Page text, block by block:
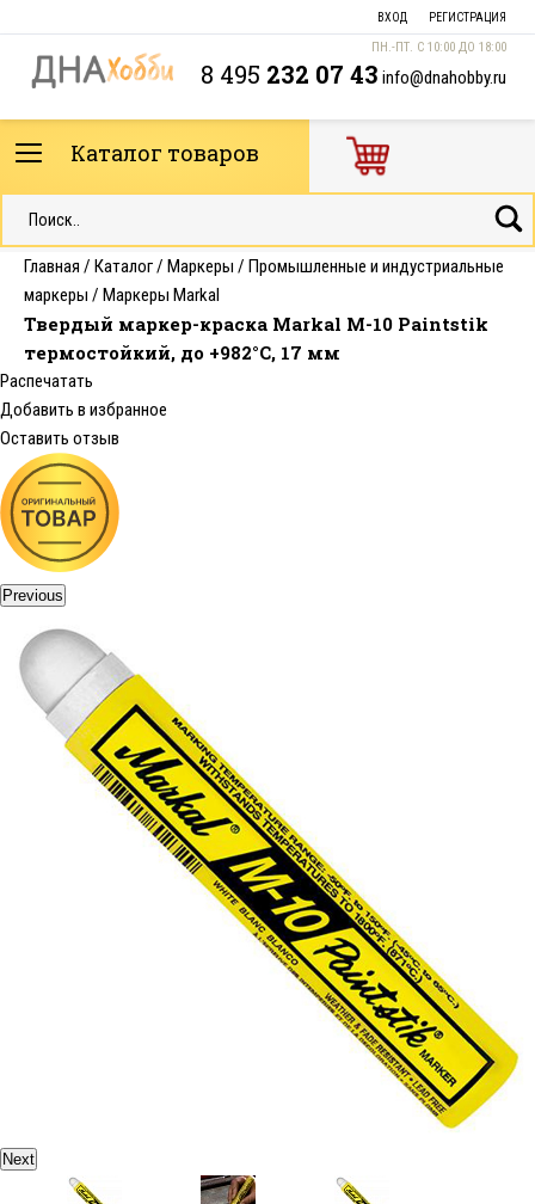
ВХОД РЕГИСТРАЦИЯ
ПН.-ПТ. С 10:00 ДО 18:00
8 495 232 07 43 info@dnahobby.ru
Каталог товаров
Главная / Каталог/ Маркеры / Промышленные и индустриальные
маркеры / Маркеры Markal
Твердый маркер-краска Markal M-10 Paintstik
термостойкий, до +982°C, 17 мм
Распечатать
Добавить в избранное
Оставить отзыв
Previous
Next